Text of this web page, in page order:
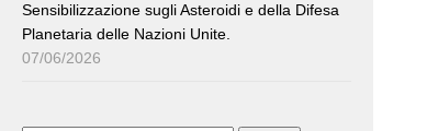
Sensibilizzazione sugli Asteroidi e della Difesa
Planetaria delle Nazioni Unite.
07/06/2026